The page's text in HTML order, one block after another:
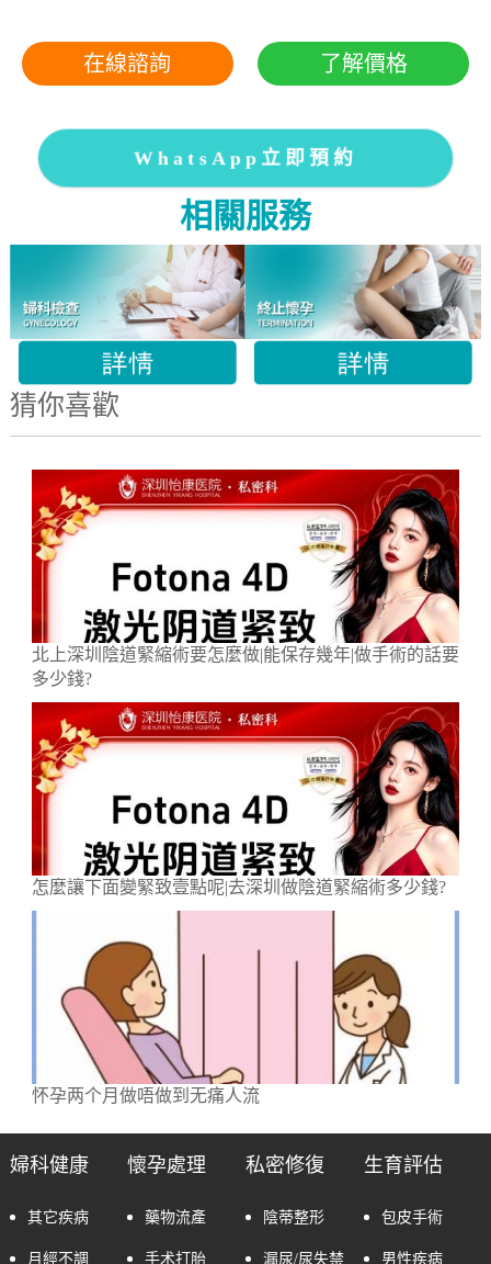
在線諮詢 了解價格
WhatsApp立即預約
相關服務
猜你喜歡
北上深圳陰道緊縮術要怎麼做|能保存幾年|做手術的話要
多少錢?
怎麼讓下面變緊致壹點呢|去深圳做陰道緊縮術多少錢?
怀孕两个月做唔做到无痛人流
婦科健康
其它疾病
月經不調
懷孕處理
藥物流產
手术打胎
私密修復
陰蒂整形
漏尿/尿失禁
生育評估
包皮手術
男性疾病